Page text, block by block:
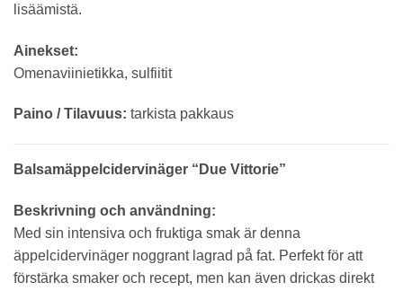
lisäämistä.
Ainekset:
Omenaviinietikka, sulfiitit
Paino / Tilavuus: tarkista pakkaus
Balsamäppelcidervinäger “Due Vittorie”
Beskrivning och användning:
Med sin intensiva och fruktiga smak är denna
äppelcidervinäger noggrant lagrad på fat. Perfekt för att
förstärka smaker och recept, men kan även drickas direkt